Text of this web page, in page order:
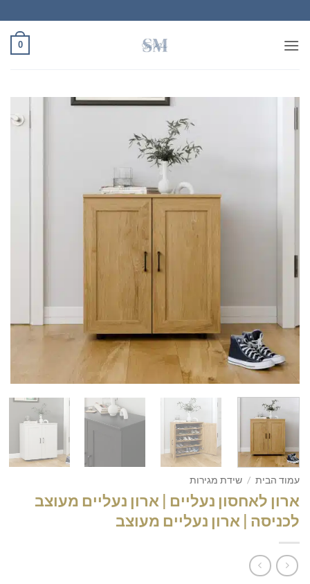
to
content
0
עמוד הבית / שידת מגירות
ארון לאחסון נעליים | ארון נעליים מעוצב
לכניסה | ארון נעליים מעוצב